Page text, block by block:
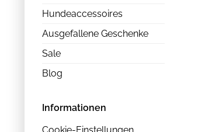
Hundeaccessoires
Ausgefallene Geschenke
Sale
Blog
Informationen
Cookie-Einstellungen